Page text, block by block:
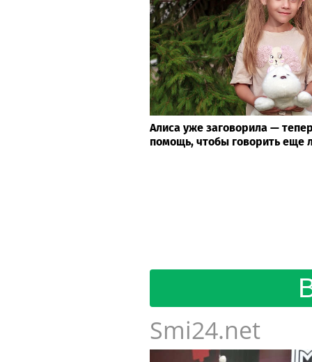
Алиса уже заговорила —
помощь, чтобы говорить еще
Smi24.net